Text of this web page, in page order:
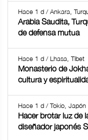
Hace 1 d / Ankara,
Arabia Saudita,
de defensa mutua
Hace 1 d / Lhasa, Tíbet
Monasterio de
cultura y
Hace 1 d / Tokio, Japón
Hacer brotar luz de
diseñador japonés